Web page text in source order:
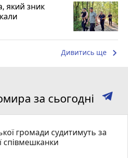
який зник
Дивитись ще keyboard_arrow_right
за сьогодні
громади судитимуть за
співмешканки